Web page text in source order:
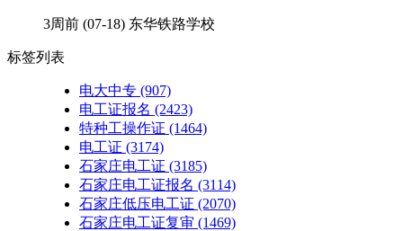
3周前 (07-18) 东华铁路学校
标签列表
电大中专 (907)
电工证报名 (2423)
特种工操作证 (1464)
电工证 (3174)
石家庄电工证 (3185)
石家庄电工证报名 (3114)
石家庄低压电工证 (2070)
石家庄电工证复审 (1469)